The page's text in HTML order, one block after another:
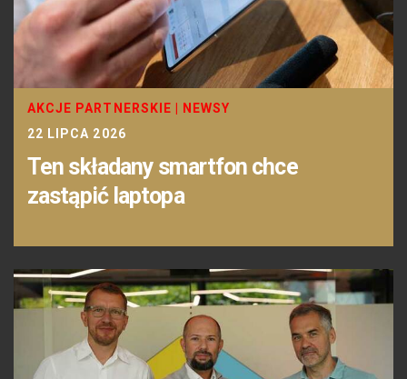
AKCJE PARTNERSKIE
NEWSY
22 LIPCA 2026
Ten składany smartfon chce
zastąpić laptopa